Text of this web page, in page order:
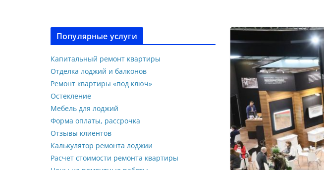
Популярные услуги
Капитальный ремонт квартиры
Отделка лоджий и балконов
Ремонт квартиры «под ключ»
Остекление
Мебель для лоджий
Форма оплаты, рассрочка
Отзывы клиентов
Калькулятор ремонта лоджии
Расчет стоимости ремонта квартиры